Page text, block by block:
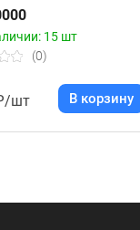
15 шт
(0)
шт В корзину